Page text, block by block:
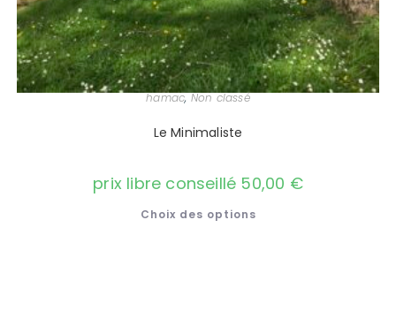
hamac,Non classé
Le Minimaliste
prix libre conseillé 50,00 €
Choix des options